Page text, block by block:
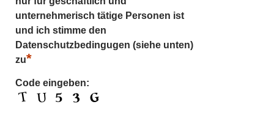
unternehmerisch tätige Personen ist
und ich stimme den
Datenschutzbedingugen (siehe unten)
zu*
Code eingeben: